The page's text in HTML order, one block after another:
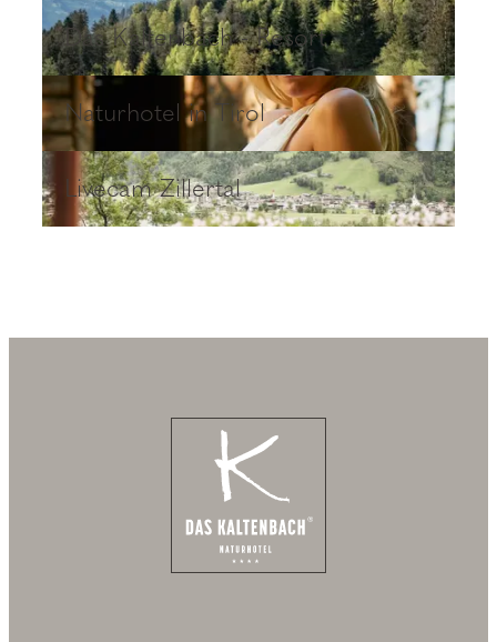
Das Kaltenbach - Resort
Das Kaltenbach - Resort
Naturhotel in Tirol
Naturhotel in Tirol
Livecam Zillertal
Livecam Zillertal